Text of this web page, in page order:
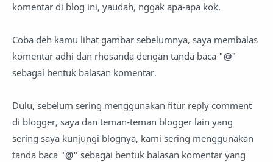
komentar di blog ini, yaudah, nggak apa-apa kok.
Coba deh kamu lihat gambar sebelumnya, saya membalas
komentar adhi dan rhosanda dengan tanda baca "@"
sebagai bentuk balasan komentar.
Dulu, sebelum sering menggunakan fitur reply comment
di blogger, saya dan teman-teman blogger lain yang
sering saya kunjungi blognya, kami sering menggunakan
tanda baca "@" sebagai bentuk balasan komentar yang